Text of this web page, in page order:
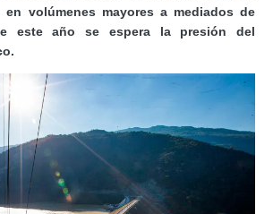
en volúmenes mayores a mediados de
este año se espera la presión del